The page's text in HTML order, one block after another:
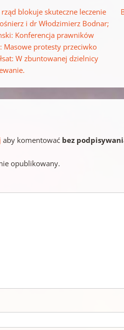
rząd blokuje skuteczne leczenie
i dr Włodzimierz Bodnar;
Konferencja prawników
Masowe protesty przeciwko
W zbuntowanej dzielnicy
aby komentować bez
opublikowany.